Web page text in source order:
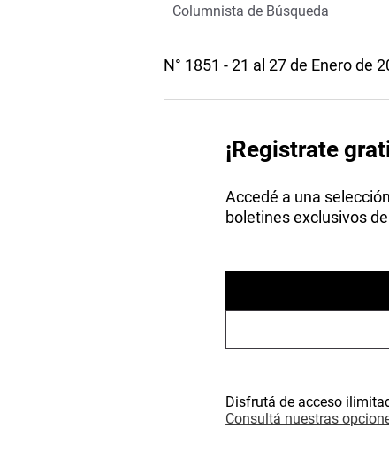
Columnista de Búsqueda
N° 1851 - 21 al 27 de Enero de
¡Registrate
Accedé a una
boletines exclusivos
Disfrutá de acceso
Consultá nuestras